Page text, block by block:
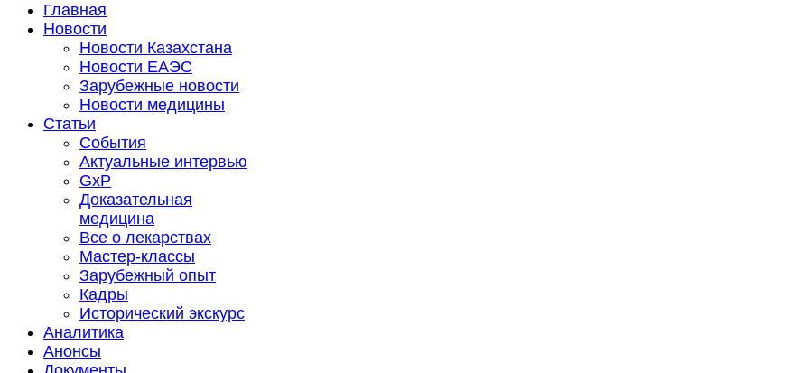
Главная
Новости
Новости Казахстана
Новости ЕАЭС
Зарубежные новости
Новости медицины
Статьи
События
Актуальные интервью
GxP
Доказательная
медицина
Все о лекарствах
Мастер-классы
Зарубежный опыт
Кадры
Исторический экскурс
Аналитика
Анонсы